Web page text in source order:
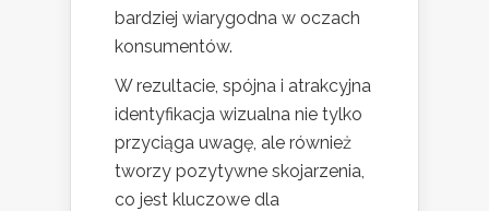
bardziej wiarygodna w oczach
konsumentów.
W rezultacie, spójna i atrakcyjna
identyfikacja wizualna nie tylko
przyciąga uwagę, ale również
tworzy pozytywne skojarzenia,
co jest kluczowe dla